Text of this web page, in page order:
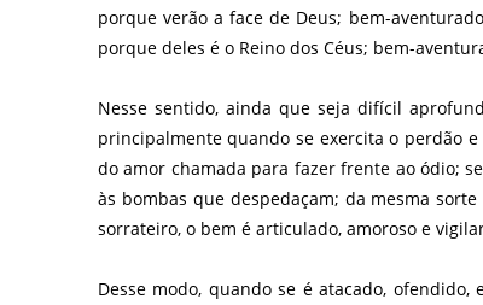
porque verão a face de Deus; bem-
porque deles é o Reino dos Céus; bem-
Nesse sentido, ainda que seja difícil
principalmente quando se exercita o perdão
do amor chamada para fazer frente ao ódio;
às bombas que despedaçam; da mesma
sorrateiro, o bem é articulado, amoroso e
Desse modo, quando se é atacado,